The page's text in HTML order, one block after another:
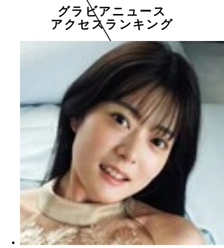
グラビアニュース
アクセスランキング